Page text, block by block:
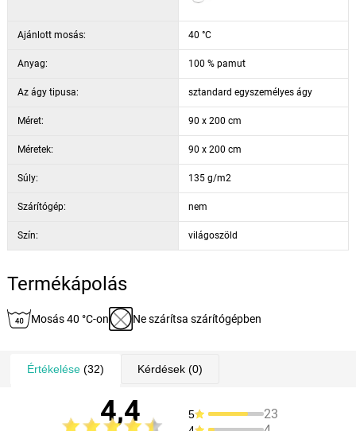
Ajánlott mosás: 40 °C
Anyag: 100 % pamut
Az ágy tipusa: sztandard egyszemélyes ágy
Méret: 90 x 200 cm
Méretek: 90 x 200 cm
Súly: 135 g/m2
Szárítógép: nem
Szín: világoszöld
Termékápolás
Mosás 40 °C-on Ne szárítsa szárítógépben
Értékelése(32) Kérdések(0)
4,4 5 23